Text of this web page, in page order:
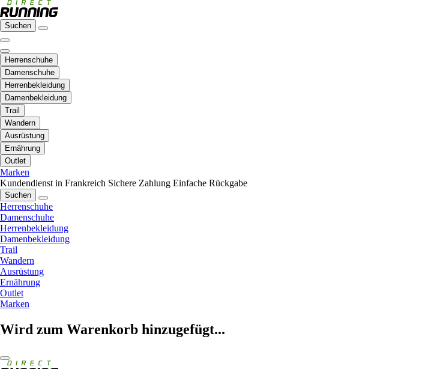
Suchen
Herrenschuhe
Damenschuhe
Herrenbekleidung
Damenbekleidung
Trail
Wandern
Ausrüstung
Ernährung
Outlet
Marken
Kundendienst in Frankreich Sichere Zahlung Einfache Rückgabe
Suchen
Herrenschuhe
Damenschuhe
Herrenbekleidung
Damenbekleidung
Trail
Wandern
Ausrüstung
Ernährung
Outlet
Marken
Wird zum Warenkorb hinzugefügt...